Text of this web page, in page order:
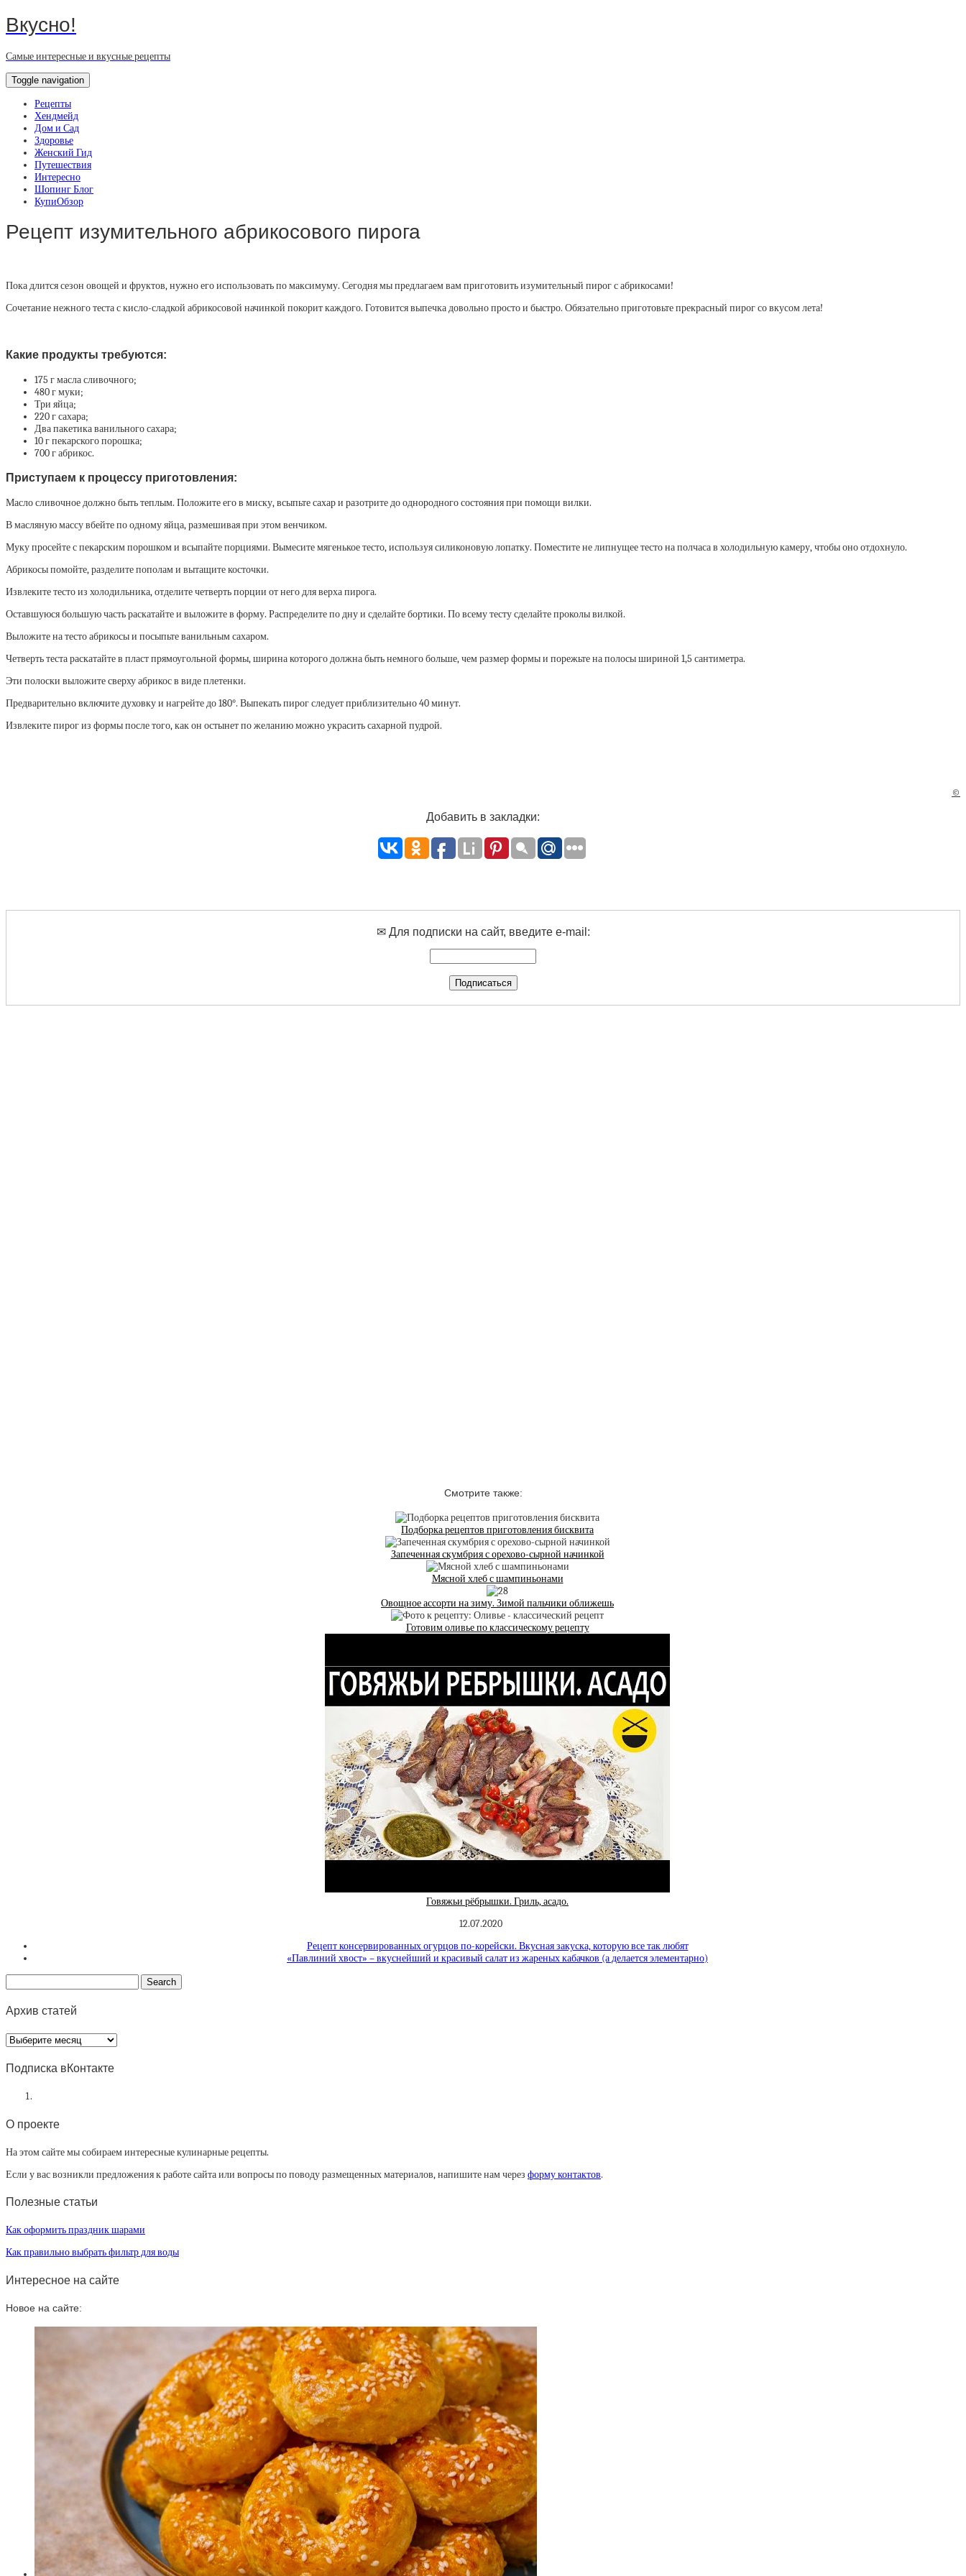
Вкусно!
Самые интересные и вкусные рецепты
Toggle navigation
Рецепты
Хендмейд
Дом и Сад
Здоровье
Женский Гид
Путешествия
Интересно
Шопинг Блог
КупиОбзор
Рецепт изумительного абрикосового пирога
Пока длится сезон овощей и фруктов, нужно его использовать по максимуму. Сегодня мы предлагаем вам приготовить изумительный пирог с абрикосами!
Сочетание нежного теста с кисло-сладкой абрикосовой начинкой покорит каждого. Готовится выпечка довольно просто и быстро. Обязательно приготовьте прекрасный пирог со вкусом лета!
Какие продукты требуются:
175 г масла сливочного;
480 г муки;
Три яйца;
220 г сахара;
Два пакетика ванильного сахара;
10 г пекарского порошка;
700 г абрикос.
Приступаем к процессу приготовления:
Масло сливочное должно быть теплым. Положите его в миску, всыпьте сахар и разотрите до однородного состояния при помощи вилки.
В масляную массу вбейте по одному яйца, размешивая при этом венчиком.
Муку просейте с пекарским порошком и всыпайте порциями. Вымесите мягенькое тесто, используя силиконовую лопатку. Поместите не липнущее тесто на полчаса в холодильную камеру, чтобы оно отдохнуло.
Абрикосы помойте, разделите пополам и вытащите косточки.
Извлеките тесто из холодильника, отделите четверть порции от него для верха пирога.
Оставшуюся большую часть раскатайте и выложите в форму. Распределите по дну и сделайте бортики. По всему тесту сделайте проколы вилкой.
Выложите на тесто абрикосы и посыпьте ванильным сахаром.
Четверть теста раскатайте в пласт прямоугольной формы, ширина которого должна быть немного больше, чем размер формы и порежьте на полосы шириной 1,5 сантиметра.
Эти полоски выложите сверху абрикос в виде плетенки.
Предварительно включите духовку и нагрейте до 180°. Выпекать пирог следует приблизительно 40 минут.
Извлеките пирог из формы после того, как он остынет по желанию можно украсить сахарной пудрой.
©
Добавить в закладки:
✉ Для подписки на сайт, введите e-mail:
Смотрите также:
Подборка рецептов приготовления бисквита
Запеченная скумбрия с орехово-сырной начинкой
Мясной хлеб с шампиньонами
Овощное ассорти на зиму. Зимой пальчики оближешь
Готовим оливье по классическому рецепту
Говяжьи рёбрышки. Гриль, асадо.
12.07.2020
Рецепт консервированных огурцов по-корейски. Вкусная закуска, которую все так любят
«Павлиний хвост» – вкуснейший и красивый салат из жареных кабачков (а делается элементарно)
Архив статей
Архив
статей
Подписка вКонтакте
О проекте
На этом сайте мы собираем интересные кулинарные рецепты.
Если у вас возникли предложения к работе сайта или вопросы по поводу размещенных материалов, напишите нам через форму контактов.
Полезные статьи
Как оформить праздник шарами
Как правильно выбрать фильтр для воды
Интересное на сайте
Новое на сайте: